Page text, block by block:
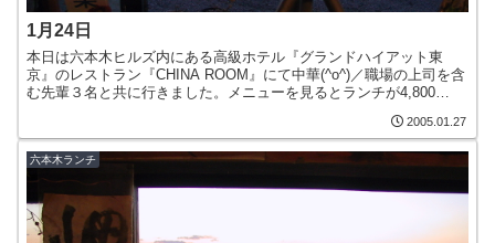
1月24日
本日は六本木ヒルズ内にある高級ホテル『グランドハイアット東
京』のレストラン『CHINA ROOM』にて中華(^o^)／職場の上司を含
む先輩３名と共に行きました。メニューを見るとランチが4,800
2005.01.27
六本木ランチ